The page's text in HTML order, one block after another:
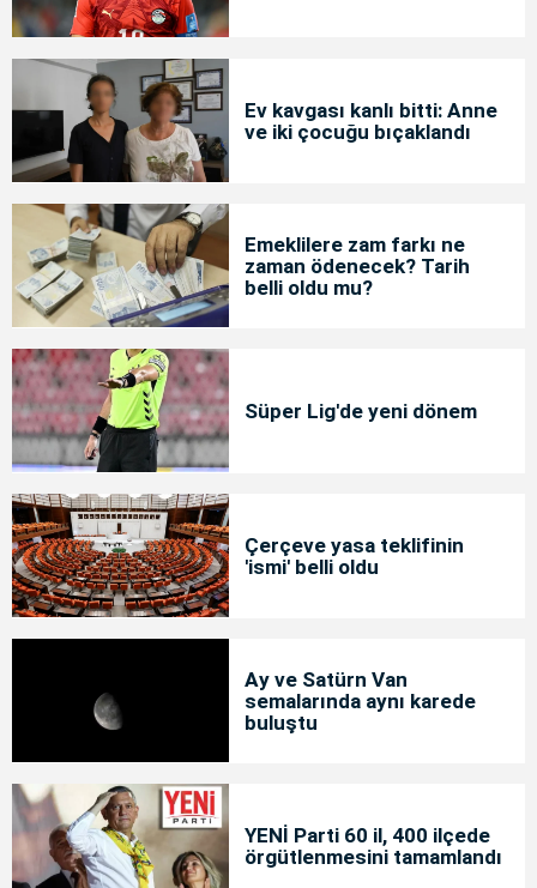
Ev kavgası kanlı bitti: Anne
ve iki çocuğu bıçaklandı
Emeklilere zam farkı ne
zaman ödenecek? Tarih
belli oldu mu?
Süper Lig'de yeni dönem
Çerçeve yasa teklifinin
'ismi' belli oldu
Ay ve Satürn Van
semalarında aynı karede
buluştu
YENİ Parti 60 il, 400 ilçede
örgütlenmesini tamamlandı